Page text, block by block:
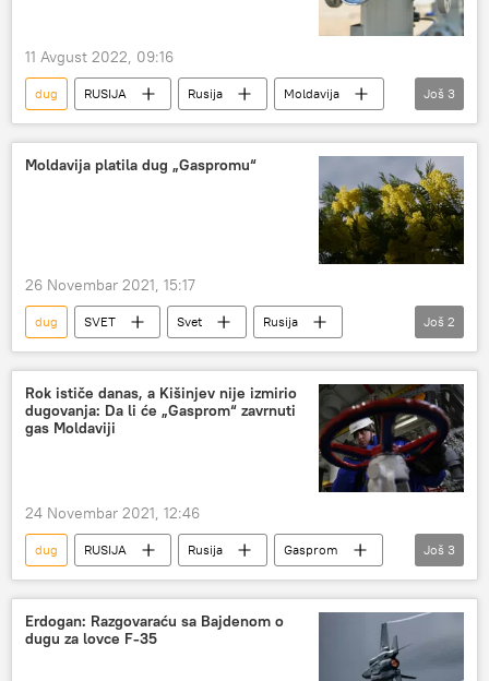
11 Avgust 2022, 09:16
dug RUSIJA Rusija
Moldavija
Gasprom
Gas revizija
Još 3
Moldavija platila dug „Gaspromu“
26 Novembar 2021, 15:17
dug SVET Svet
Rusija
Gas
Moldavija
Još 2
Rok ističe danas, a Kišinjev nije izmirio
dugovanja: Da li će „Gasprom“ zavrnuti
gas Moldaviji
24 Novembar 2021, 12:46
dug RUSIJA Rusija
Gasprom
Moldavija
ruski gas
Rusija – ekonomija
Još 3
Erdogan: Razgovaraću sa Bajdenom o
dugu za lovce F-35